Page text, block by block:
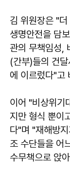
김 위원장은 "
생명안전을 담
관의 무책임성,
(간부)들의 건
에 이르렀다"고
이어 "비상위기
지만 형식 뿐이
다"며 "재해방
조 수단들을 어
수무책으로 앉